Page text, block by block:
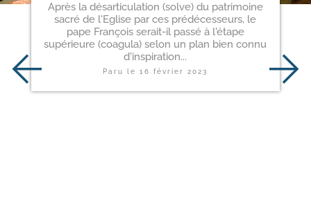
Après la désarticulation (solve) du patrimoine
sacré de l'Eglise par ces prédécesseurs, le
pape François serait-il passé à l'étape
supérieure (coagula) selon un plan bien connu
d'inspiration...
Paru le16 février 2023